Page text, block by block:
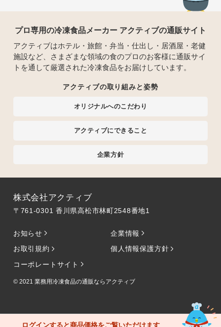
ログインすると商品価格をご覧いただけます
プロ専用の冷凍食品メーカー アクティブの通販サイト
アクティブはホテル・旅館・弁当・仕出し・居酒屋・老健
施設など、さまざまな領域の食のプロのお客様に通販サイ
トを通して厳選された冷凍食品をお届けしています。
アクティブの取り組みと姿勢
オリジナルへのこだわり
アクティブにできること
企業方針
株式会社アクティブ
〒761-0301 香川県高松市林町2548番地1
お知らせ
企業情報
お取引規約
個人情報保護方針
コーポレートサイト
© 2021 業務用冷凍食品の通販ならアクティブ